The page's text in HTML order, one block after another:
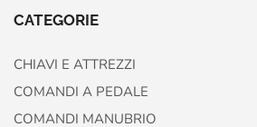
CATEGORIE
CHIAVI E ATTREZZI
COMANDI A PEDALE
COMANDI MANUBRIO